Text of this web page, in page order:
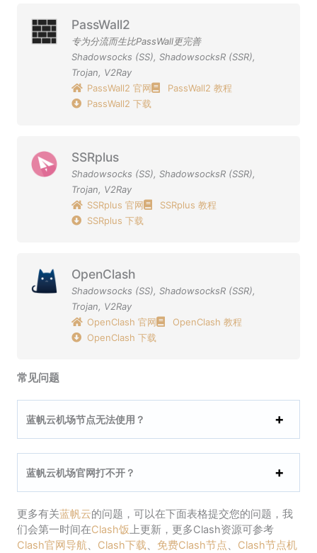
PassWall2
专为分流而生比PassWall更完善
Shadowsocks (SS), ShadowsocksR (SSR),
Trojan, V2Ray
PassWall2 官网
PassWall2 教程
PassWall2 下载
SSRplus
Shadowsocks (SS), ShadowsocksR (SSR),
Trojan, V2Ray
SSRplus 官网
SSRplus 教程
SSRplus 下载
OpenClash
Shadowsocks (SS), ShadowsocksR (SSR),
Trojan, V2Ray
OpenClash 官网
OpenClash 教程
OpenClash 下载
常见问题
蓝帆云机场节点无法使用？
蓝帆云机场官网打不开？
更多有关蓝帆云的问题，可以在下面表格提交您的问题，我
们会第一时间在Clash饭 上更新，更多Clash资源可参考
Clash官网导航
Clash下载 免费Clash节点
Clash节点机